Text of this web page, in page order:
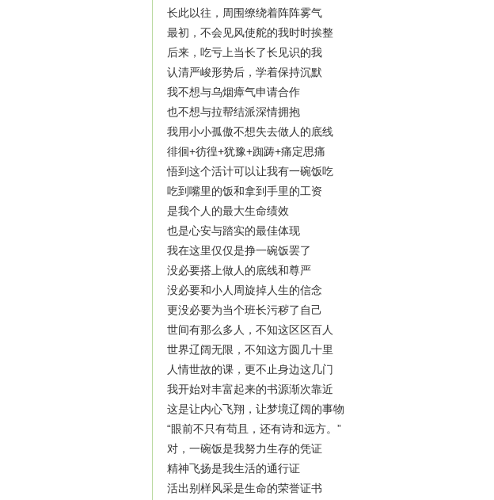
长此以往，周围缭绕着阵阵雾气
最初，不会见风使舵的我时时挨整
后来，吃亏上当长了长见识的我
认清严峻形势后，学着保持沉默
我不想与乌烟瘴气申请合作
也不想与拉帮结派深情拥抱
我用小小孤傲不想失去做人的底线
徘徊+彷徨+犹豫+踟踌+痛定思痛
悟到这个活计可以让我有一碗饭吃
吃到嘴里的饭和拿到手里的工资
是我个人的最大生命绩效
也是心安与踏实的最佳体现
我在这里仅仅是挣一碗饭罢了
没必要搭上做人的底线和尊严
没必要和小人周旋掉人生的信念
更没必要为当个班长污秽了自己
世间有那么多人，不知这区区百人
世界辽阔无限，不知这方圆几十里
人情世故的课，更不止身边这几门
我开始对丰富起来的书源渐次靠近
这是让内心飞翔，让梦境辽阔的事物
“眼前不只有苟且，还有诗和远方。”
对，一碗饭是我努力生存的凭证
精神飞扬是我生活的通行证
活出别样风采是生命的荣誉证书